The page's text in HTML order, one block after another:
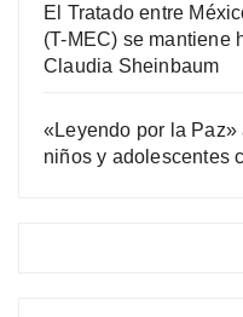
El Tratado entre
(T-MEC) se mantiene
Claudia Sheinbaum
«Leyendo por la
niños y adolescentes